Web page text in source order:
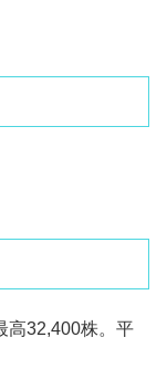
高32,400株。平